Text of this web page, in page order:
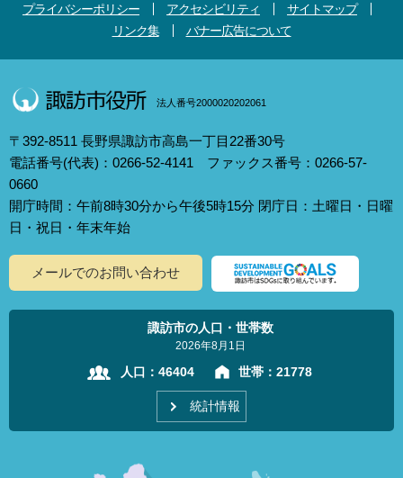
プライバシーポリシー
アクセシビリティ
サイトマップ
リンク集
バナー広告について
法人番号2000020202061
〒392-8511 長野県諏訪市高島一丁目22番30号
電話番号(代表)：0266-52-4141 ファックス番号：0266-57-
0660
開庁時間：午前8時30分から午後5時15分 閉庁日：土曜日・日曜
日・祝日・年末年始
メールでのお問い合わせ
諏訪市の人口・世帯数
2026年8月1日
人口： 46404 世帯： 21778
統計情報